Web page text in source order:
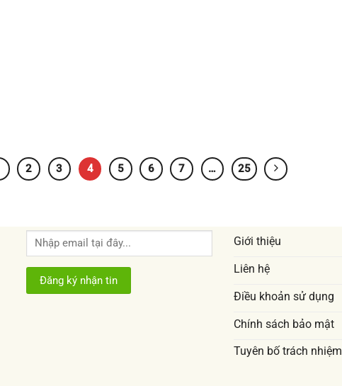
2 3 4 5 6 7 … 25
Giới thiệu
Liên hệ
Điều khoản sử dụng
Chính sách bảo mật
Tuyên bố trách nhiệm